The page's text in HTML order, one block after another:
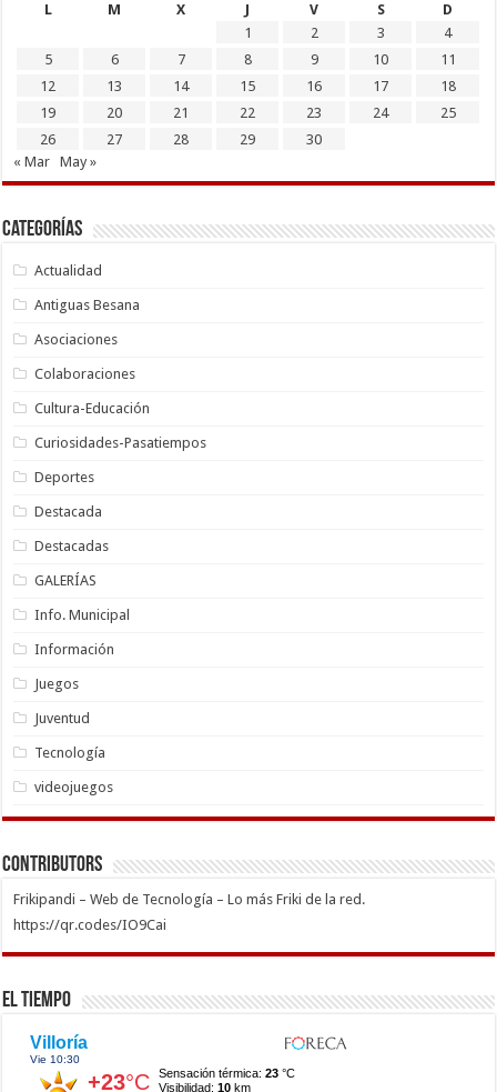
L
M X J V S
D
1
2 3
4
5
6 7 8 9 10
11
12
13 14 15 16 17
18
19
20 21 22 23 24
25
26
27 28 29
30
« Mar
May »
Categorías
Actualidad
Antiguas Besana
Asociaciones
Colaboraciones
Cultura-Educación
Curiosidades-Pasatiempos
Deportes
Destacada
Destacadas
GALERÍAS
Info. Municipal
Información
Juegos
Juventud
Tecnología
videojuegos
Contributors
Frikipandi – Web de Tecnología – Lo más Friki de la red.
https://qr.codes/IO9Cai
El Tiempo